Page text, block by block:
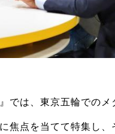
では、東京五輪でのメ
焦点を当てて特集し、